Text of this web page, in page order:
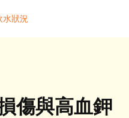
狀況
傷與高血